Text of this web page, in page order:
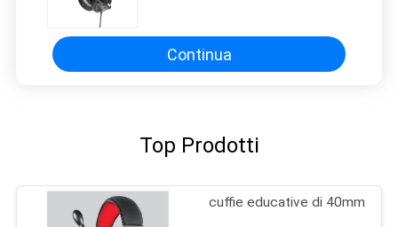
Continua
Top Prodotti
cuffie educative di 40mm